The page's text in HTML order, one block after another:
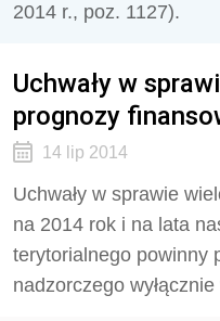
2014 r., poz. 1127).
Uchwały w
prognozy
14 lip 2014
Uchwały w sprawie
na 2014 rok i na lata
terytorialnego powinny
nadzorczego